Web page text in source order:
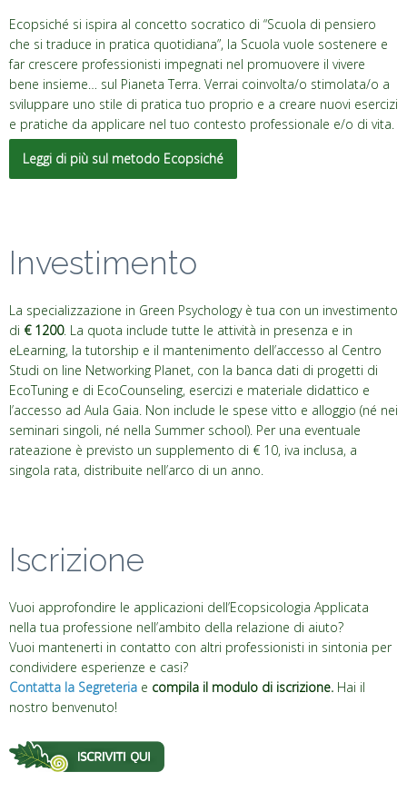
Ecopsiché si ispira al concetto socratico di “Scuola di pensiero
che si traduce in pratica quotidiana”, la Scuola vuole sostenere e
far crescere professionisti impegnati nel promuovere il vivere
bene insieme… sul Pianeta Terra. Verrai coinvolta/o stimolata/o a
sviluppare uno stile di pratica tuo proprio e a creare nuovi esercizi
e pratiche da applicare nel tuo contesto professionale e/o di vita.
Leggi di più sul metodo Ecopsiché
Investimento
La specializzazione in Green Psychology è tua con un investimento
di € 1200. La quota include tutte le attività in presenza e in
eLearning, la tutorship e il mantenimento dell’accesso al Centro
Studi on line Networking Planet, con la banca dati di progetti di
EcoTuning e di EcoCounseling, esercizi e materiale didattico e
l’accesso ad Aula Gaia. Non include le spese vitto e alloggio (né nei
seminari singoli, né nella Summer school). Per una eventuale
rateazione è previsto un supplemento di € 10, iva inclusa, a
singola rata, distribuite nell’arco di un anno.
Iscrizione
Vuoi approfondire le applicazioni dell’Ecopsicologia Applicata
nella tua professione nell’ambito della relazione di aiuto?
Vuoi mantenerti in contatto con altri professionisti in sintonia per
condividere esperienze e casi?
Contatta la Segreteria e compila il modulo di iscrizione. Hai il
nostro benvenuto!